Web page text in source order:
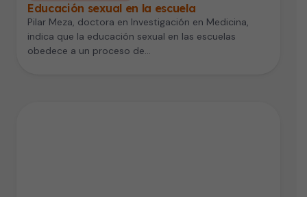
Educación sexual en la escuela
Pilar Meza, doctora en Investigación en Medicina,
indica que la educación sexual en las escuelas
obedece a un proceso de…